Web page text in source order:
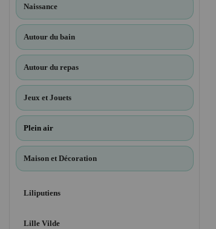
Naissance
Autour du bain
Autour du repas
Jeux et Jouets
Plein air
Maison et Décoration
Liliputiens
Lille Vilde